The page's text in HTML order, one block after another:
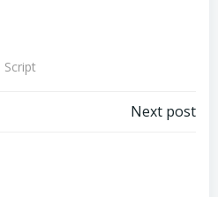
Script
Navegação
Next post